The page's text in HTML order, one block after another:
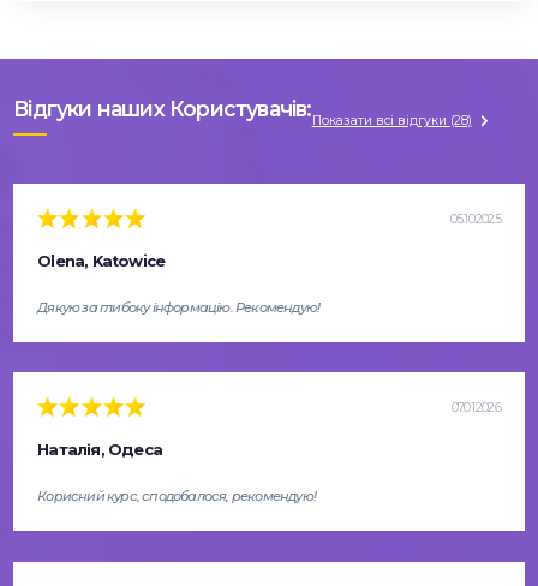
Відгуки наших Користувачів: Показати всі відгуки (28)
05.10.2025
Olena, Katowice
Дякую за глибоку інформацію. Рекомендую!
07.01.2026
Наталія, Одеса
Корисний курс, сподобалося, рекомендую!